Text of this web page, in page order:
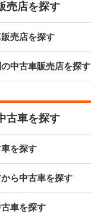
売店を探す
売店を探す
中古車販売店を探す
古車を探す
を探す
ら中古車を探す
車を探す